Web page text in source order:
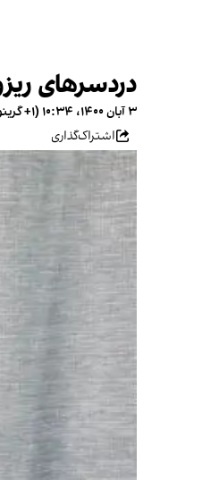
دردسرهای
۳ آبان ۱۴۰۰، ۱۰:۳۴ (‎+۱ گرینویچ)
اشتراک‌گذاری